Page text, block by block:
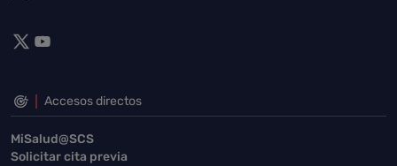
Accesos directos
MiSalud@SCS
Solicitar cita previa